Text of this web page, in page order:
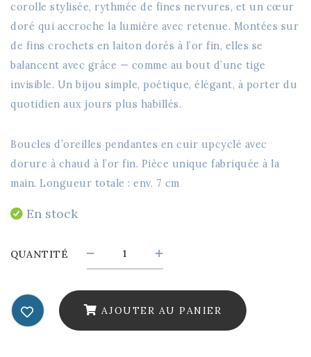
corolle stylisée, rythmée de fines nervures, et un cœur
doré qui accroche la lumière avec retenue. Montées sur
de fins crochets en laiton dorés à l’or fin, elles se
balancent avec grâce — comme au bout d’une tige
invisible. Un bijou simple, poétique, élégant, à porter du
quotidien aux jours plus habillés.
Boucles d’oreilles pendantes en cuir upcyclé avec
dorure à chaud à l’or fin. Pièce unique fabriquée à la
main. Longueur totale : env. 7 cm
En stock
QUANTITÉ
Boucles
AJOUTER AU PANIER